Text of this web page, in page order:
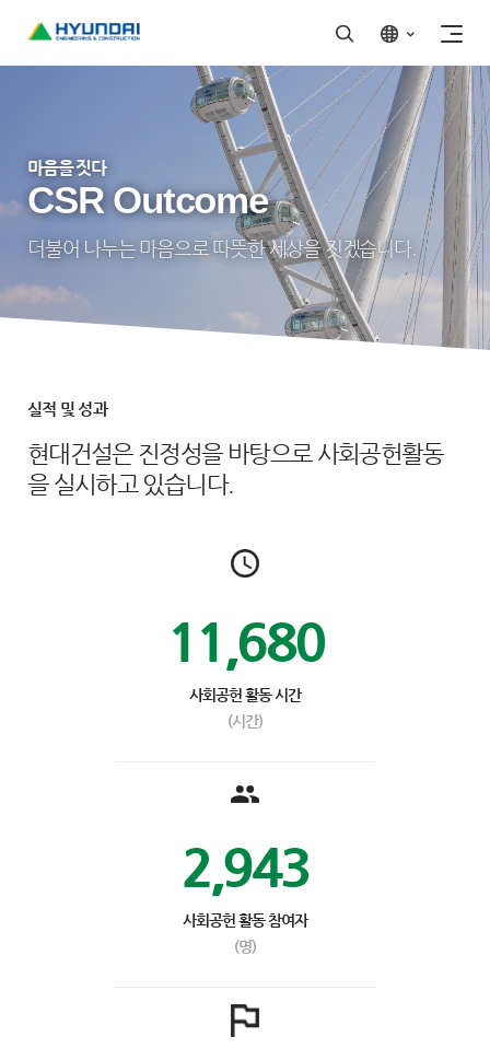
마음을 짓다
CSR Outcome
더불어 나누는 마음으로 따뜻한 세상을 짓겠습니다.
실적 및 성과
현대건설은 진정성을 바탕으로 사회공헌활동
을 실시하고 있습니다.
사회공헌 활동 시간
(시간)
11,680
사회공헌 활동 참여자
(명)
2,943